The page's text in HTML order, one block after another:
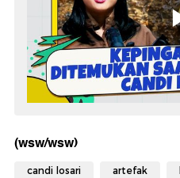
(wsw/wsw)
candi losari artefak